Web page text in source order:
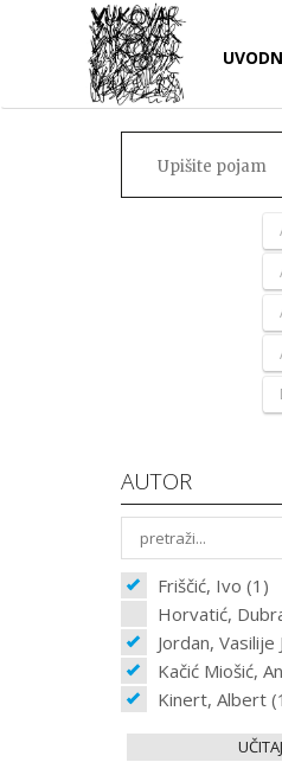
AUTOR
Friščić, Ivo (1)
Horvatić,
Jordan, Vasilije
Kačić Miošić,
Kinert, Albert